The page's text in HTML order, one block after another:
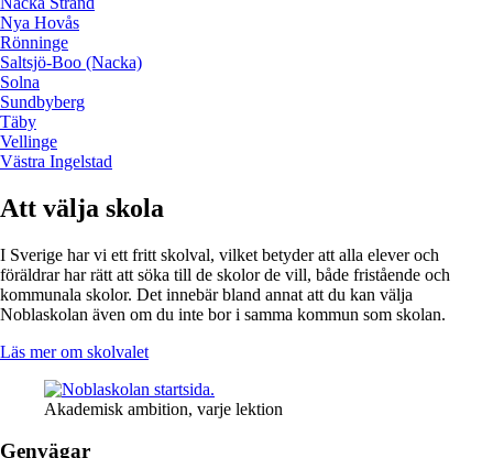
Nya Hovås
Rönninge
Saltsjö-Boo (Nacka)
Solna
Sundbyberg
Täby
Vellinge
Västra Ingelstad
Att välja skola
I Sverige har vi ett fritt skolval, vilket betyder att alla elever och
föräldrar har rätt att söka till de skolor de vill, både fristående och
kommunala skolor. Det innebär bland annat att du kan välja
Noblaskolan även om du inte bor i samma kommun som skolan.
Läs mer om skolvalet
Akademisk ambition, varje lektion
Genvägar